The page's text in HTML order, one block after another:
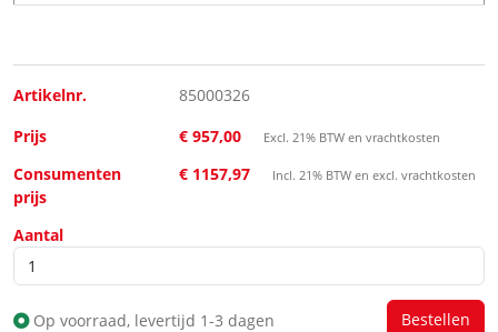
Artikelnr.
85000326
Prijs
€ 957,00 Excl. 21% BTW en vrachtkosten
Consumenten
prijs
€ 1157,97 Incl. 21% BTW en excl. vrachtkosten
Aantal
Op voorraad, levertijd 1-3 dagen